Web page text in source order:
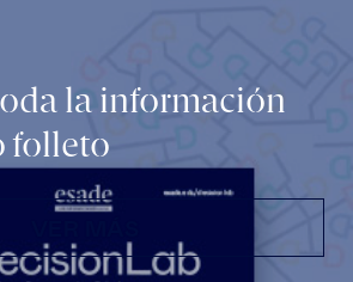
la información
folleto